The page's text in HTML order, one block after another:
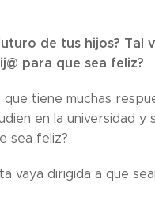
de tus hijos? Tal
para que sea feliz?
tiene muchas
en la universidad
sea feliz?
vaya dirigida a que